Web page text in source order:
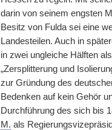
darin von seinem engsten
Besitz von Fulda sei eine
Landesteilen. Auch in
in zwei ungleiche Hälften
„Zersplitterung und
zur Gründung des
Bedenken auf kein Gehör
Durchführung des sich bis
M. als